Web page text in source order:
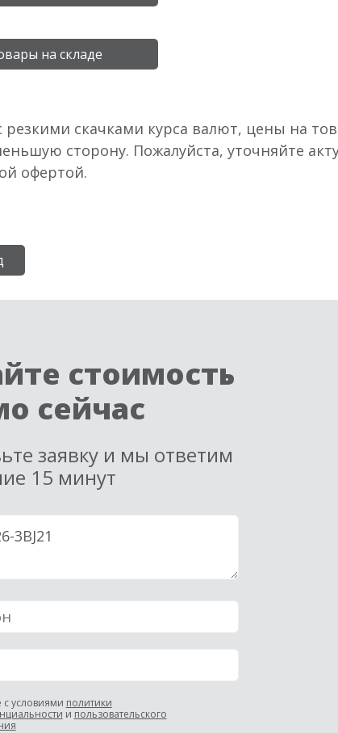
на складе
резкими скачками курса валют, цены на
сторону. Пожалуйста, уточняйте
офертой.
стоимость
сейчас
заявку и мы ответим
15 минут
с условиями политики
и пользовательского